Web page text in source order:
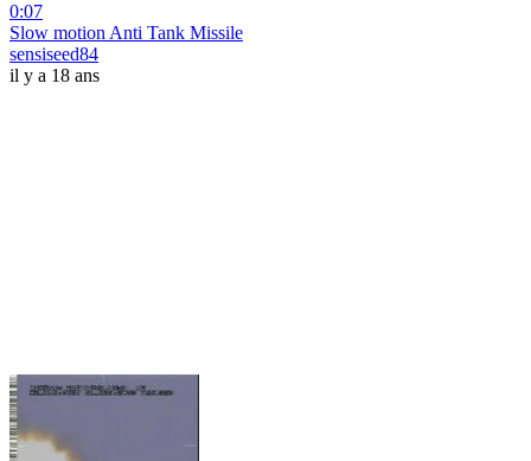
0:07
Slow motion Anti Tank Missile
sensiseed84
il y a 18 ans